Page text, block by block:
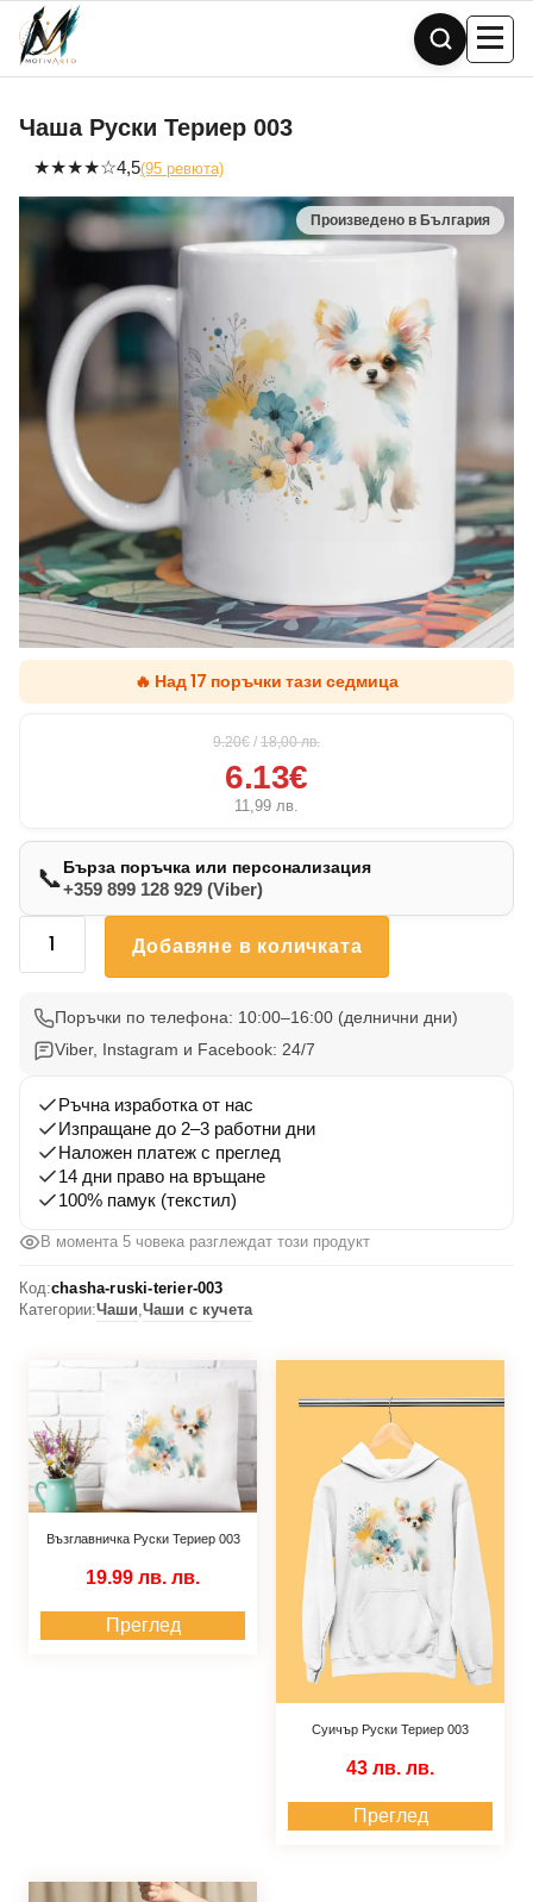
Skip
content
Чаша Руски Териер 003
★★★★☆4,5(95 ревюта)
🔥 Над 17 поръчки тази седмица
9.20€ / 18,00лв.
6.13€
11,99 лв.
📞Бърза поръчка или персонализация
+359 899 128 929 (Viber)
количество
Руски
Териер
Добавяне в количката
Поръчки по телефона: 10:00–16:00 (делнични дни)
Viber, Instagram и Facebook: 24/7
Ръчна изработка от нас
Изпращане до 2–3 работни дни
Наложен платеж с преглед
14 дни право на връщане
100% памук (текстил)
В момента 5 човека разглеждат този продукт
Код:chasha-ruski-terier-003
Категории:Чаши Чаши с кучета
Възглавничка Руски Териер 003
19.99 лв. лв.
Преглед
Суичър Руски Териер 003
43 лв. лв.
Преглед